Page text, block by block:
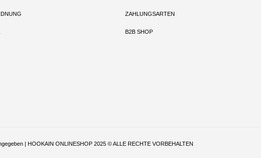
ZAHLUNGSARTEN
B2B SHOP
| HOOKAIN ONLINESHOP 2025 © ALLE RECHTE VORBEHALTEN